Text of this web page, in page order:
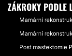
ZÁKROKY PODLE
Mamární
Mamární
Post mastektomie